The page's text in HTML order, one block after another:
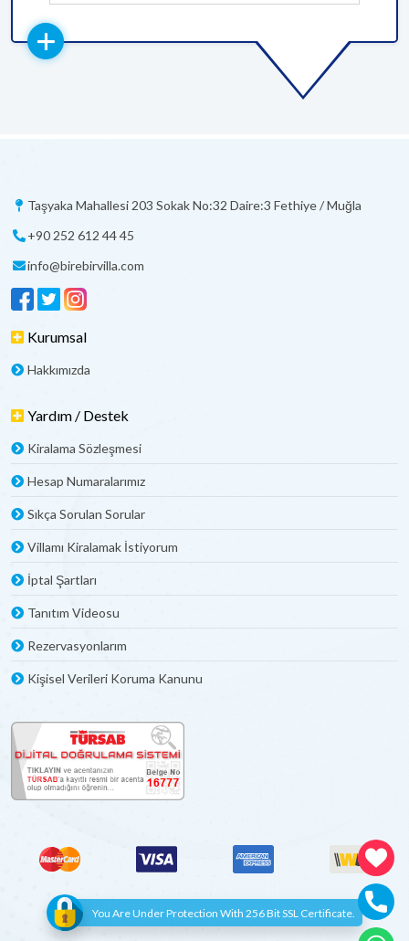
Taşyaka Mahallesi 203 Sokak No:32 Daire:3 Fethiye / Muğla
+90 252 612 44 45
info@birebirvilla.com
Kurumsal
Hakkımızda
Yardım / Destek
Kiralama Sözleşmesi
Hesap Numaralarımız
Sıkça Sorulan Sorular
Villamı Kiralamak İstiyorum
İptal Şartları
Tanıtım Videosu
Rezervasyonlarım
Kişisel Verileri Koruma Kanunu
You Are Under Protection With 256 Bit SSL Certificate.